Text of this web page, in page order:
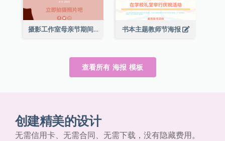
摄影工作室母亲节期间限定优惠宣传海报 书本主题教师节海报
查看所有 海报 模板
创建精美的设计
无需信用卡、无需合同、无需下载，没有隐藏费用。